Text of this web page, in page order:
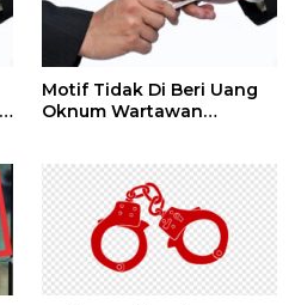
Motif Tidak Di Beri Uang
Oknum Wartawan
Seperti Di Mall
Menawarkan Hadiah